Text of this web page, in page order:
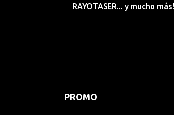
RAYOTASER... y mucho más!
PROMO